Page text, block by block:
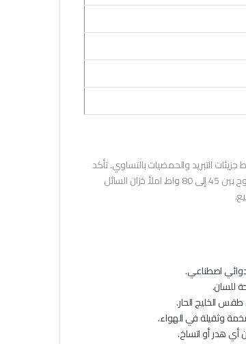
التبريد والحمضيات بالتساوي. تأكد
من استخدام كويل مش (Mesh) جديد ونظيف داخل تانك الشيشة، يفضل أن يعمل ضمن نطاق تشغيل يتراوح بين 45 إلى 80 واط. املأ خزان السائل
اصطناعي.
للسان.
الخليج الحار.
هدر أو اتساخ.